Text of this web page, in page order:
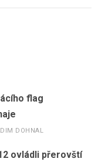
flag
DOHNAL
ovládli přerovští